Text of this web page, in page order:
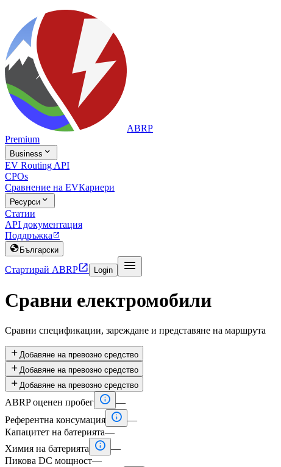
ABRP
Premium
Business 
EV Routing API
CPOs
Сравнение на EVКариери
Ресурси 
Статии
API документация
Поддръжка 
 Български
Стартирай ABRP Login 
Сравни електромобили
Сравни спецификации, зареждане и представяне на маршрута
 Добавяне на превозно средство
 Добавяне на превозно средство
 Добавяне на превозно средство
ABRP оценен пробег  —
Референтна консумация  —
Капацитет на батерията—
Химия на батерията
 —
Пикова DC мощност—